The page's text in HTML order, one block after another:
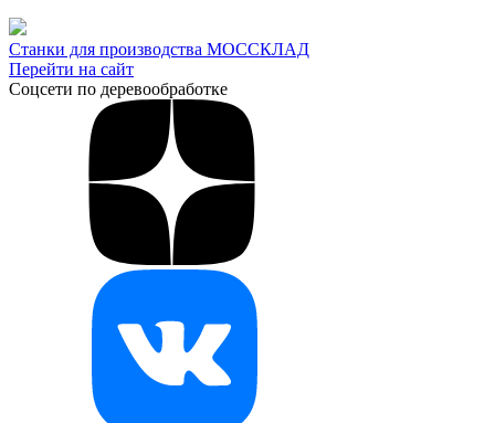
Станки для производства МОССКЛАД
Перейти на сайт
Соцсети по деревообработке